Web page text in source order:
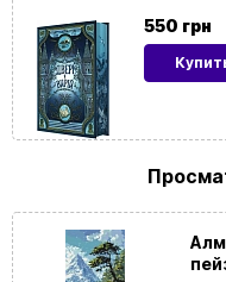
550 грн